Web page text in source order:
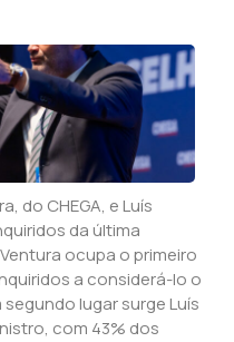
do CHEGA, e Luís
da última
ocupa o primeiro
a considerá-lo o
segundo lugar surge Luís
com 43% dos